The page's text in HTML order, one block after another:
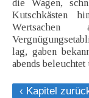
die Wagen,
Kutschkästen
lag, gaben
abends
‹ Kapitel